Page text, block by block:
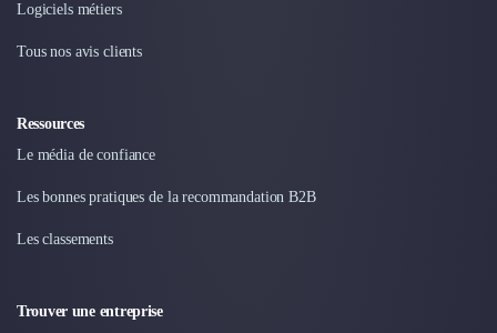
Logiciels métiers
Tous nos avis clients
Ressources
Le média de confiance
Les bonnes pratiques de la recommandation B2B
Les classements
Trouver une entreprise